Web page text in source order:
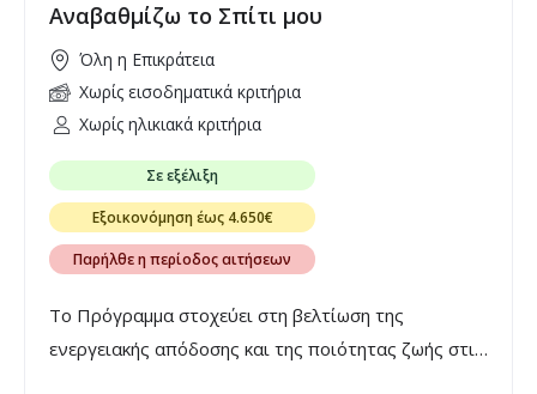
Αναβαθμίζω το Σπίτι μου
Όλη η Επικράτεια
Χωρίς εισοδηματικά κριτήρια
Χωρίς ηλικιακά κριτήρια
Σε εξέλιξη
Εξοικονόμηση έως 4.650€
Παρήλθε η περίοδος αιτήσεων
Το Πρόγραμμα στοχεύει στη βελτίωση της
ενεργειακής απόδοσης και της ποιότητας ζωής στις